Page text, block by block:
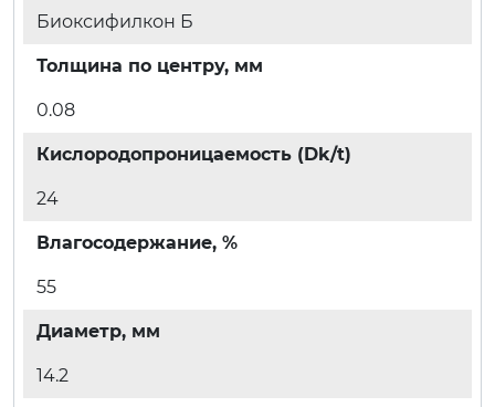
Биоксифилкон Б
Толщина по центру, мм
0.08
Кислородопроницаемость (Dk/t)
24
Влагосодержание, %
55
Диаметр, мм
14.2